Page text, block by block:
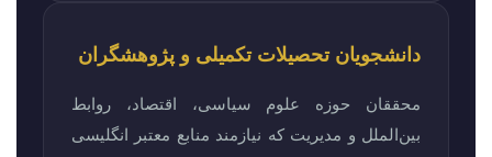
دانشجویان تحصیلات تکمیلی و پژوهشگران
محققان حوزه علوم سیاسی، اقتصاد، روابط
بین‌الملل و مدیریت که نیازمند منابع معتبر انگلیسی